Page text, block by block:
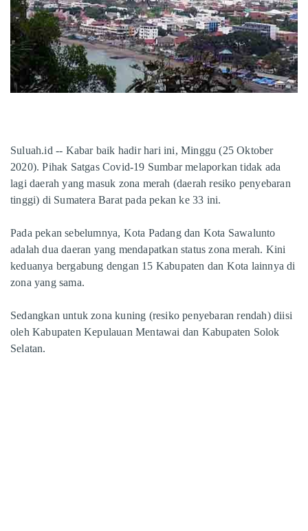
Suluah.id -- Kabar baik hadir hari ini, Minggu (25 Oktober
2020). Pihak Satgas Covid-19 Sumbar melaporkan tidak ada
lagi daerah yang masuk zona merah (daerah resiko penyebaran
tinggi) di Sumatera Barat pada pekan ke 33 ini.
Pada pekan sebelumnya, Kota Padang dan Kota Sawalunto
adalah dua daeran yang mendapatkan status zona merah. Kini
keduanya bergabung dengan 15 Kabupaten dan Kota lainnya di
zona yang sama.
Sedangkan untuk zona kuning (resiko penyebaran rendah) diisi
oleh Kabupaten Kepulauan Mentawai dan Kabupaten Solok
Selatan.